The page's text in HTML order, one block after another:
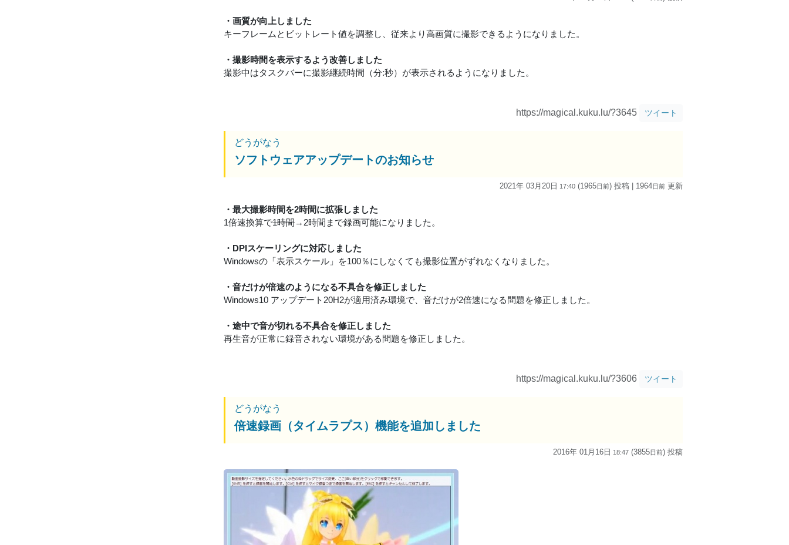
・画質が向上しました
キーフレームとビットレート値を調整し、従来より高画質に撮影できるようになりました。
・撮影時間を表示するよう改善しました
撮影中はタスクバーに撮影継続時間（分:秒）が表示されるようになりました。
https://magical.kuku.lu/?3645 ツイート
どうがなう
ソフトウェアアップデートのお知らせ
2021年 03月20日 17:40 (1965日前) 投稿 | 1964日前 更新
・最大撮影時間を2時間に拡張しました
1倍速換算で1時間→2時間まで録画可能になりました。
・DPIスケーリングに対応しました
Windowsの「表示スケール」を100％にしなくても撮影位置がずれなくなりました。
・音だけが倍速のようになる不具合を修正しました
Windows10 アップデート20H2が適用済み環境で、音だけが2倍速になる問題を修正しました。
・途中で音が切れる不具合を修正しました
再生音が正常に録音されない環境がある問題を修正しました。
https://magical.kuku.lu/?3606 ツイート
どうがなう
倍速録画（タイムラプス）機能を追加しました
2016年 01月16日 18:47 (3855日前) 投稿